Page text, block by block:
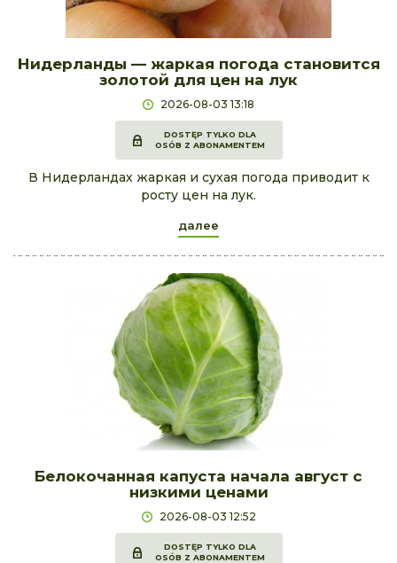
Нидерланды — жаркая погода становится
золотой для цен на лук
2026-08-03 13:18
DOSTĘP TYLKO DLA
OSÓB Z ABONAMENTEM
В Нидерландах жаркая и сухая погода приводит к
росту цен на лук.
далее
Белокочанная капуста начала август с
низкими ценами
2026-08-03 12:52
DOSTĘP TYLKO DLA
OSÓB Z ABONAMENTEM